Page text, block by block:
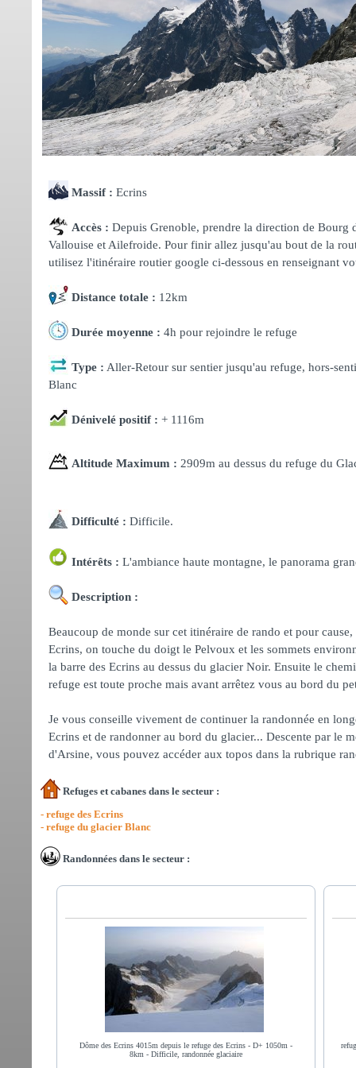
Massif : Ecrins
Accès : Depuis Grenoble, prendre la direction de Bourg
Vallouise et Ailefroide. Pour finir allez jusqu'au bout de la
utilisez l'itinéraire routier google ci-dessous en renseignant
Distance totale : 12km
Durée moyenne : 4h pour rejoindre le refuge
Type : Aller-Retour sur sentier jusqu'au refuge, hors-
Blanc
Dénivelé positif : + 1116m
Altitude Maximum : 2909m au dessus du refuge du
Difficulté : Difficile.
Intérêts : L'ambiance haute montagne, le panorama
Description :
Beaucoup de monde sur cet itinéraire de rando et pour
Ecrins, on touche du doigt le Pelvoux et les sommets
la barre des Ecrins au dessus du glacier Noir. Ensuite le
refuge est toute proche mais avant arrêtez vous au bord du
Je vous conseille vivement de continuer la randonnée en
Ecrins et de randonner au bord du glacier... Descente par le
d'Arsine, vous pouvez accéder aux topos dans la rubrique
Refuges et cabanes dans le secteur :
- refuge des Ecrins
- refuge du glacier Blanc
Randonnées dans le secteur :
Dôme des Ecrins 4015m depuis le refuge des Ecrins - D+ 1050m -
8km - Difficile, randonnée glaciaire